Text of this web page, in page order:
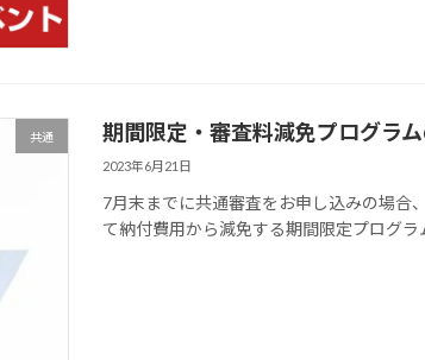
共通 期間限定・審査料減免プログラ
2023年6月21日
7月末までに共通審査をお申し込みの場合
て納付費用から減免する期間限定プログラ